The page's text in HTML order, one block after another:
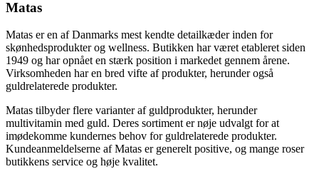
Matas
Matas er en af Danmarks mest kendte detailkæder inden for
skønhedsprodukter og wellness. Butikken har været etableret siden
1949 og har opnået en stærk position i markedet gennem årene.
Virksomheden har en bred vifte af produkter, herunder også
guldrelaterede produkter.
Matas tilbyder flere varianter af guldprodukter, herunder
multivitamin med guld. Deres sortiment er nøje udvalgt for at
imødekomme kundernes behov for guldrelaterede produkter.
Kundeanmeldelserne af Matas er generelt positive, og mange roser
butikkens service og høje kvalitet.